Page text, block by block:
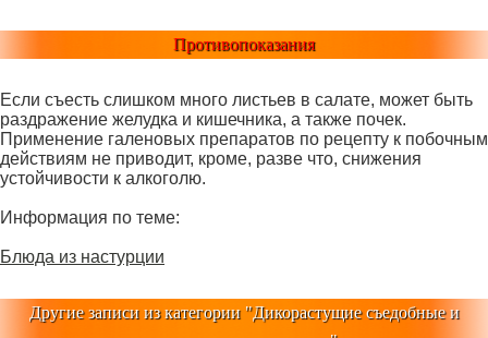
Противопоказания
Если съесть слишком много листьев в салате, может быть
раздражение желудка и кишечника, а также почек.
Применение галеновых препаратов по рецепту к побочным
действиям не приводит, кроме, разве что, снижения
устойчивости к алкоголю.
Информация по теме:
Блюда из настурции
Другие записи из категории "Дикорастущие съедобные и